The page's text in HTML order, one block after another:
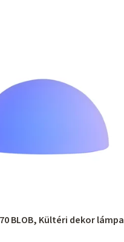
BLOB, Kültéri dekor lámpa